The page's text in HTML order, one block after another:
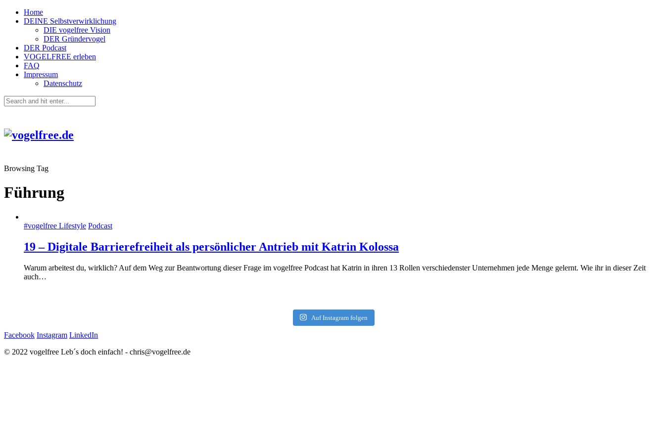
Home
DEINE Selbstverwirklichung
DIE vogelfree Vision
DER Gründervogel
DER Podcast
VOGELFREE erleben
FAQ
Impressum
Datenschutz
Browsing Tag
Führung
#vogelfree Lifestyle Podcast
19 – Digitale Barrierefreiheit als persönlicher Antrieb mit Katrin Kolossa
Warum arbeitest du, wirklich? Auf dem Weg zur Beantwortung dieser Frage im vogelfree Podcast hat Katrin in ihren 13 Rollen verschiedenster Unternehmen jede Menge gelernt. Wie ihr in dieser Zeit
auch…
Auf Instagram folgen
Facebook Instagram LinkedIn
© 2022 vogelfree Leb´s doch einfach! - chris@vogelfree.de